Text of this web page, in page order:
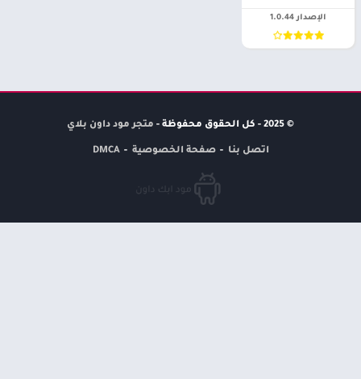
الإصدار 1.0.44
© 2025 - كل الحقوق محفوظة - متجر مود داون بلاي
اتصل بنا صفحة الخصوصية DMCA